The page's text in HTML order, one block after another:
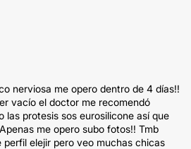
nerviosa me opero dentro de 4 días!!
vacío el doctor me recomendó
las protesis sos eurosilicone así que
me opero subo fotos!! Tmb
elejir pero veo muchas chicas